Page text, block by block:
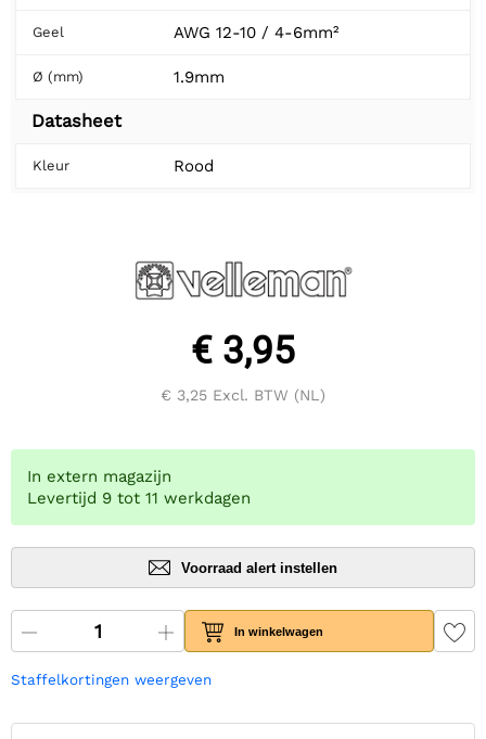
Geel AWG 12-10 / 4-6mm²
Ø (mm) 1.9mm
Datasheet
Kleur Rood
€ 3,95
€ 3,25 Excl. BTW (NL)
In extern magazijn
Levertijd 9 tot 11 werkdagen
Voorraad alert instellen
In winkelwagen
Staffelkortingen weergeven